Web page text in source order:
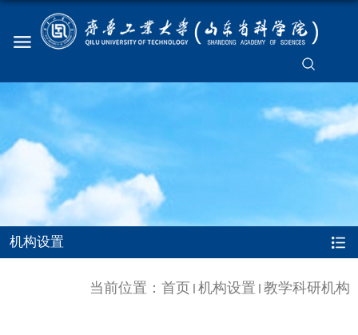
机构设置
当前位置： 首页 机构设置 教学科研机构